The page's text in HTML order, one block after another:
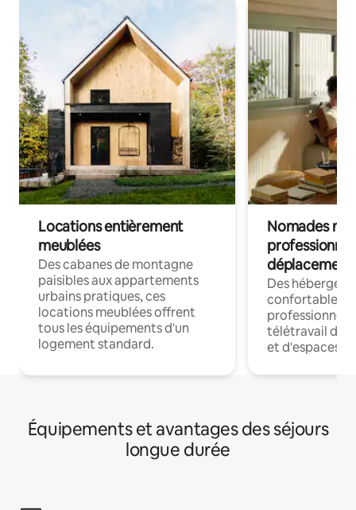
Locations entièrement
meublées
Des cabanes de montagne
paisibles aux appartements
urbains pratiques, ces
locations meublées offrent
tous les équipements d'un
logement standard.
Nomades
déplacement
Des
confortables
professionnels
télétravail
et d'espaces
Équipements et avantages des séjours
longue durée